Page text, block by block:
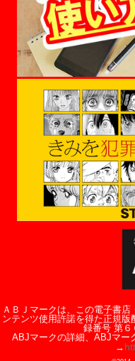
ＡＢＪマークは、この電子書
ンテンツ使用許諾を得た正規
録番号 第６
ABJマークの詳細、ABJマー
→